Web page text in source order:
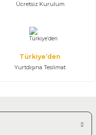
Ücretsiz Kurulum
Türkiye’den
Yurtdışına Teslimat